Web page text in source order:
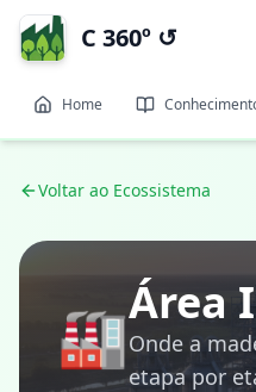
C 360º ↺
Home
Voltar ao Ecossistema
🏭Área
Onde a
etapa por